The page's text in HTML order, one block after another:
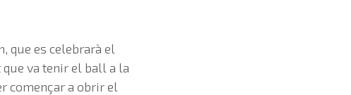
que es celebrarà el
va tenir el ball a la
començar a obrir el